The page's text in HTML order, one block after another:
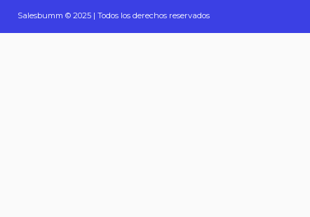
Salesbumm © 2025 | Todos los derechos reservados